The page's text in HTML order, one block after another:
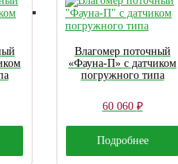
Влагомер поточный
«Фауна-П» с датчиком
погружного типа
60 060 ₽
Подробнее